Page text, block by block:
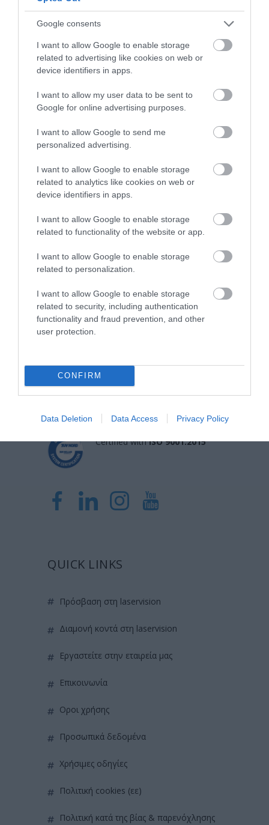
Google consents
I want to allow Google to enable storage
related to advertising like cookies on web or
device identifiers in apps.
I want to allow my user data to be sent to
Google for online advertising purposes.
I want to allow Google to send me
personalized advertising.
I want to allow Google to enable storage
related to analytics like cookies on web or
device identifiers in apps.
I want to allow Google to enable storage
related to functionality of the website or app.
I want to allow Google to enable storage
related to personalization.
I want to allow Google to enable storage
related to security, including authentication
functionality and fraud prevention, and other
user protection.
CONFIRM
Data Deletion Data Access Privacy Policy
Laser μυωπίας το καλοκαίρι:
φοβόμαστε
Η Μονάδα Ημερήσιας Νοσηλείας (Μ.Η.Ν)
δραστηριοποιείται σε ένα ευρύ πεδίο
διαγνωστικών, θεραπευτικών,
Certified withISO 9001:2015
QUICK LINKS
πρόσβαση στη laservision
διαμονή κοντά στη laservision
εργαστείτε στην εταιρεία μας
επικοινωνία
όροι χρήσης
προσωπικά δεδομένα
χρήσιμες οδηγίες
πολιτική cookies (εε)
πολιτική κατά της βίας & παρενόχλησης